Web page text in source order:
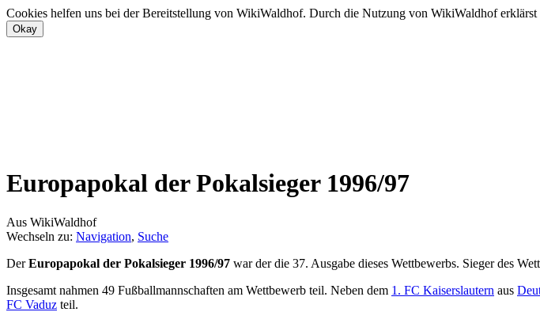
Cookies helfen uns bei der Bereitstellung von WikiWaldhof. Durch die Nutzung von WikiWaldhof erklärst
Europapokal der Pokalsieger 1996/97
Aus WikiWaldhof
Wechseln zu: Navigation, Suche
DerEuropapokal der Pokalsieger 1996/97 war der die 37. Ausgabe dieses Wettbewerbs. Sieger des
Insgesamt nahmen 49 Fußballmannschaften am Wettbewerb teil. Neben dem 1. FC Kaiserslautern aus
FC Vaduz teil.